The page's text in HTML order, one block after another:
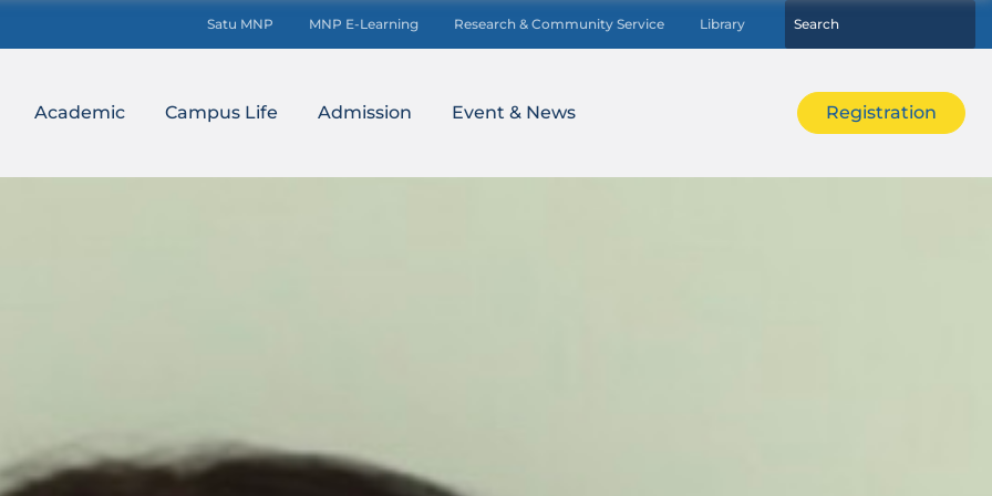
Satu MNP MNP E-Learning Research & Community Service Library
Academic Campus Life Admission Event & News Registration